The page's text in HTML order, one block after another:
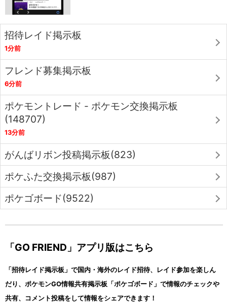
招待レイド掲示板
1分前
フレンド募集掲示板
6分前
ポケモントレード - ポケモン交換掲示板
(148707)
13分前
がんばリボン投稿掲示板(823)
ポケふた交換掲示板(987)
ポケゴボード(9522)
「GO FRIEND」アプリ版はこちら
「招待レイド掲示板」で国内・海外のレイド招待、レイド参加を楽しん
だり、ポケモンGO情報共有掲示板「ポケゴボード」で情報のチェックや
共有、コメント投稿をして情報をシェアできます！